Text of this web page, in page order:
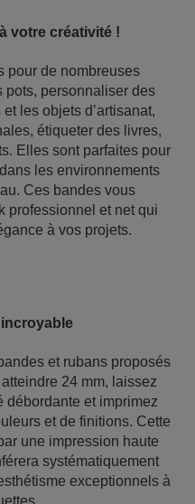
votre créativité !
pour de nombreuses
pots, personnaliser des
les objets d’artisanat,
étiqueter des livres,
Elles sont parfaites pour
les environnements
Ces bandes vous
professionnel et net qui
à vos projets.
et rubans proposés
24 mm, laissez
débordante et imprimez
et de finitions. Cette
une impression haute
systématiquement
exceptionnels à